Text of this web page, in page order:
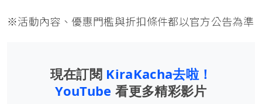
※活動內容、優惠門檻與折扣條件都以官方公告為準
現在訂閱 KiraKacha去啦！
YouTube看更多精彩影片